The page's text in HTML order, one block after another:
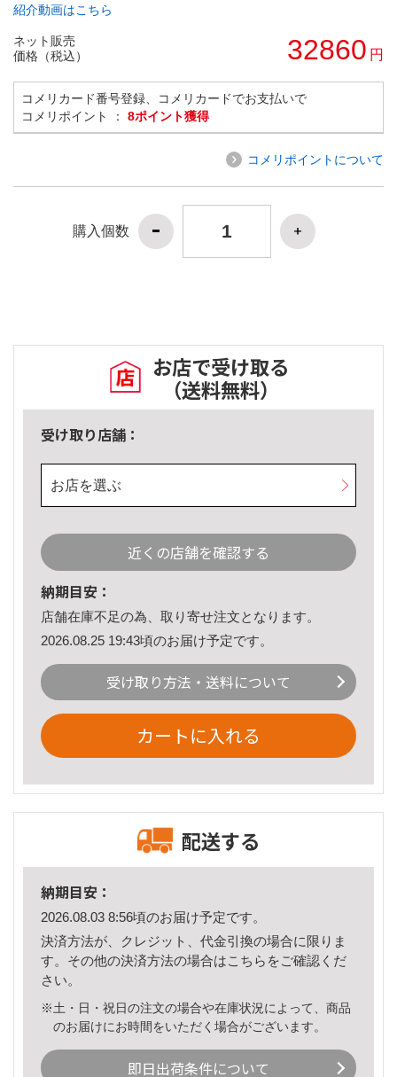
紹介動画はこちら
ネット販売
価格（税込）
32860 円
コメリカード番号登録、コメリカードでお支払いで
コメリポイント ： 8ポイント獲得
コメリポイントについて
購入個数
お店で受け取る
（送料無料）
受け取り店舗：
お店を選ぶ
近くの店舗を確認する
納期目安：
店舗在庫不足の為、取り寄せ注文となります。
2026.08.25 19:43頃のお届け予定です。
受け取り方法・送料について
カートに入れる
配送する
納期目安：
2026.08.03 8:56頃のお届け予定です。
決済方法が、クレジット、代金引換の場合に限りま
す。その他の決済方法の場合はこちら をご確認くだ
さい。
※土・日・祝日の注文の場合や在庫状況によって、商品
のお届けにお時間をいただく場合がございます。
即日出荷条件について